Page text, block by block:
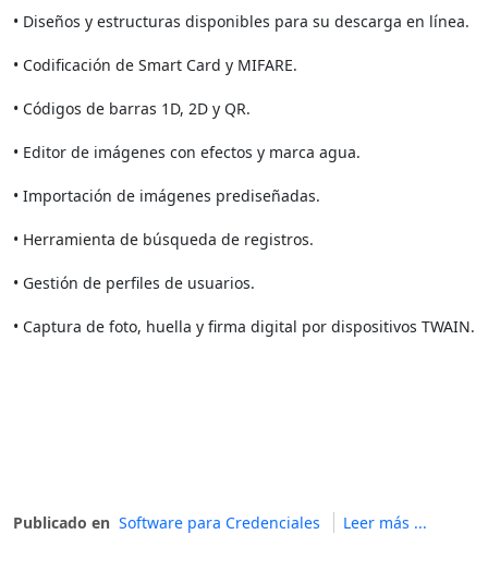
• Diseños y estructuras disponibles para su descarga en línea.
• Codificación de Smart Card y MIFARE.
• Códigos de barras 1D, 2D y QR.
• Editor de imágenes con efectos y marca agua.
• Importación de imágenes prediseñadas.
• Herramienta de búsqueda de registros.
• Gestión de perfiles de usuarios.
• Captura de foto, huella y firma digital por dispositivos TWAIN.
Publicado en Software para Credenciales Leer más ...